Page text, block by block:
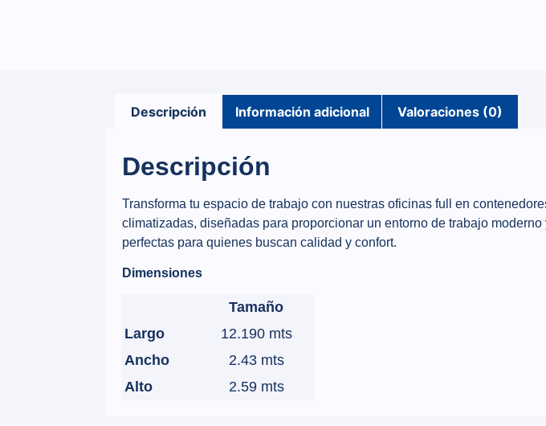
Descripción Información adicional Valoraciones (0)
Descripción
Transforma tu espacio de trabajo con nuestras oficinas full en
climatizadas, diseñadas para proporcionar un entorno de trabajo
perfectas para quienes buscan calidad y confort.
Dimensiones
Tamaño
Largo
12.190 mts
Ancho
2.43 mts
Alto
2.59 mts